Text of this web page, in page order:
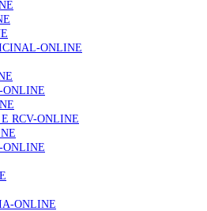
de utentes podem ficar sem médico de
regras do registo, alerta associação
Podcast “Frequência Cardio – Sintoniza-
Cardíaca” da Bayer
ONLINE
ONLINE
RCV-ONLINE
ONLINE
ONLINE